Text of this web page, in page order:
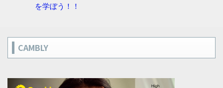
を学ぼう！！
CAMBLY